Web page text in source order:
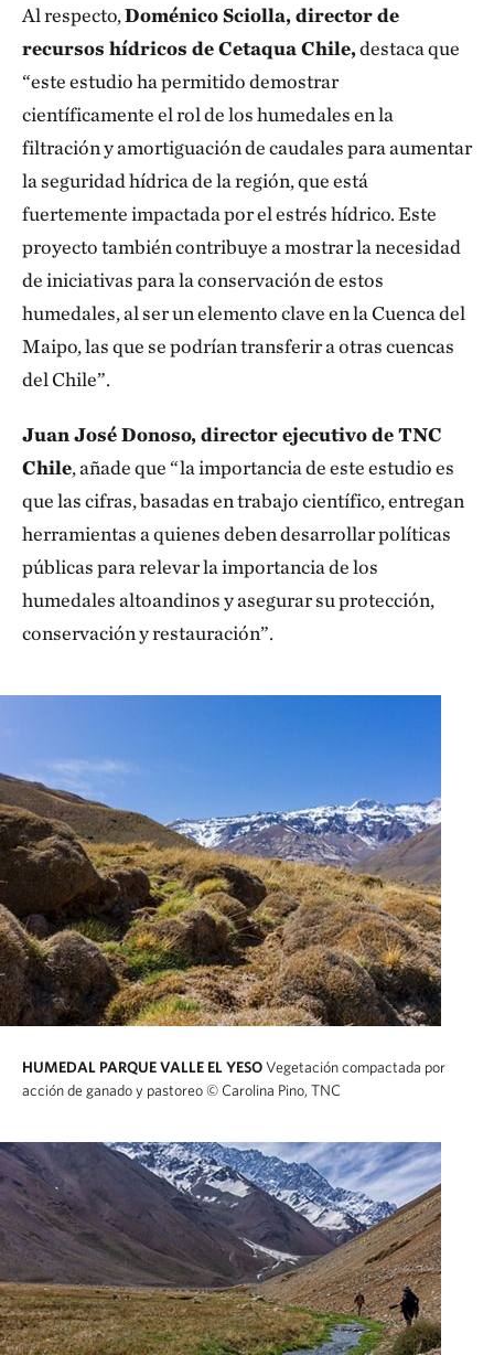
Al respecto,Doménico Sciolla, director de
recursos hídricos de Cetaqua Chile,destaca que
“este estudio ha permitido demostrar
científicamente el rol de los humedales en la
filtración y amortiguación de caudales para aumentar
la seguridad hídrica de la región, que está
fuertemente impactada por el estrés hídrico. Este
proyecto también contribuye a mostrar la necesidad
de iniciativas para la conservación de estos
humedales, al ser un elemento clave en la Cuenca del
Maipo, las que se podrían transferir a otras cuencas
del Chile”.
Juan José Donoso, director ejecutivo de TNC
Chile, añade que “la importancia de este estudio es
que las cifras, basadas en trabajo científico, entregan
herramientas a quienes deben desarrollar políticas
públicas para relevar la importancia de los
humedales altoandinos y asegurar su protección,
conservación y restauración”.
HUMEDAL PARQUE VALLE EL YESOVegetación compactada por
acción de ganado y pastoreo© Carolina Pino, TNC